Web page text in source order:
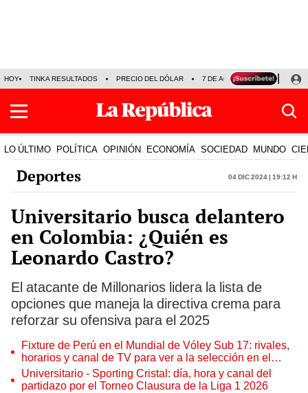
HOY TINKA RESULTADOS PRECIO DEL DÓLAR 7 DE AGOSTO OLLANTA
LO ÚLTIMO POLÍTICA OPINIÓN ECONOMÍA SOCIEDAD MUNDO
Deportes 04 Dic 2024 | 19:12 h
Universitario busca delantero
en Colombia: ¿Quién es
Leonardo Castro?
El atacante de Millonarios lidera la lista de
opciones que maneja la directiva crema para
reforzar su ofensiva para el 2025
Fixture de Perú en el Mundial de Vóley Sub 17: rivales,
horarios y canal de TV para ver a la selección en el
torneo
Universitario - Sporting Cristal: día, hora y canal del
partidazo por el Torneo Clausura de la Liga 1 2026